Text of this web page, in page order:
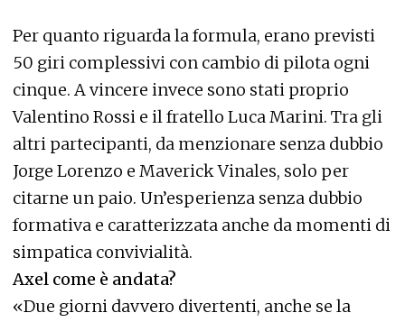
Per quanto riguarda la formula, erano previsti
50 giri complessivi con cambio di pilota ogni
cinque. A vincere invece sono stati proprio
Valentino Rossi e il fratello Luca Marini. Tra gli
altri partecipanti, da menzionare senza dubbio
Jorge Lorenzo e Maverick Vinales, solo per
citarne un paio. Un’esperienza senza dubbio
formativa e caratterizzata anche da momenti di
simpatica convivialità.
Axel come è andata?
«Due giorni davvero divertenti, anche se la